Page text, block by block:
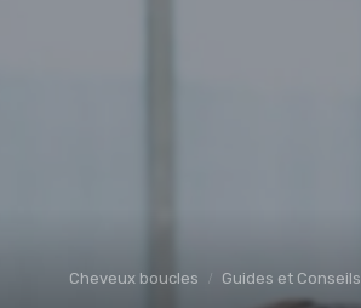
Cheveux boucles Guides et Conseils